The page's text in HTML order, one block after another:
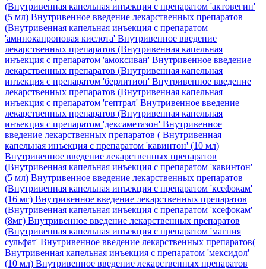
(Внутривенная капельная инъекция с препаратом 'актовегин'
(5 мл) Внутривенное введение лекарственных препаратов
(Внутривенная капельная инъекция с препаратом
'аминокапроновая кислота' Внутривенное введение
лекарственных препаратов (Внутривенная капельная
инъекция с препаратом 'амоксиван' Внутривенное введение
лекарственных препаратов (Внутривенная капельная
инъекция с препаратом 'берлитион' Внутривенное введение
лекарственных препаратов (Внутривенная капельная
инъекция с препаратом 'гептрал' Внутривенное введение
лекарственных препаратов (Внутривенная капельная
инъекция с препаратом 'дексаметазон' Внутривенное
введение лекарственных препаратов ( Внутривенная
капельная инъекция с препаратом 'кавинтон' (10 мл)
Внутривенное введение лекарственных препаратов
(Внутривенная капельная инъекция с препаратом 'кавинтон'
(5 мл) Внутривенное введение лекарственных препаратов
(Внутривенная капельная инъекция с препаратом 'ксефокам'
(16 мг) Внутривенное введение лекарственных препаратов
(Внутривенная капельная инъекция с препаратом 'ксефокам'
(8мг) Внутривенное введение лекарственных препаратов
(Внутривенная капельная инъекция с препаратом 'магния
сульфат' Внутривенное введение лекарственных препаратов(
Внутривенная капельная инъекция с препаратом 'мексидол'
(10 мл) Внутривенное введение лекарственных препаратов